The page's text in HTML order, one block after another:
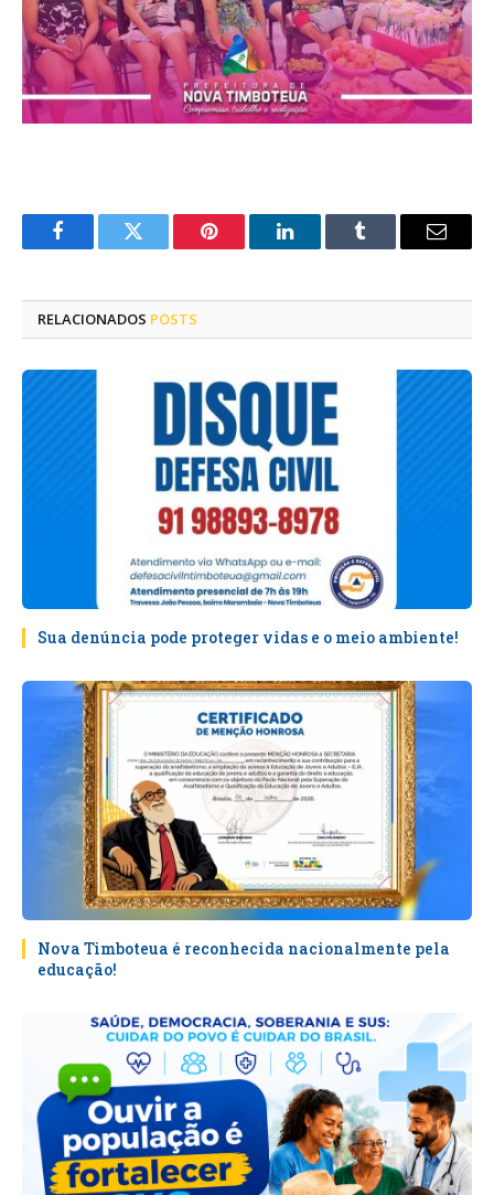
FacebookTwitter Pinterest LinkedInTumblr
E-
RELACIONADOS POSTS
Sua denúncia pode proteger vidas e o meio ambiente!
Nova Timboteua é reconhecida nacionalmente pela
educação!